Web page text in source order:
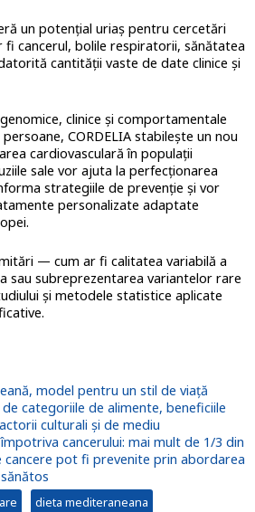
un potențial uriaș pentru cercetări
fi cancerul, bolile respiratorii, sănătatea
cantității vaste de date clinice și
clinice și comportamentale
CORDELIA stabilește un nou
cardiovasculară în populații
sale vor ajuta la perfecționarea
strategiile de prevenție și vor
personalizate adaptate
— cum ar fi calitatea variabilă a
sau subreprezentarea variantelor rare
și metodele statistice aplicate
model pentru un stil de viață
categoriile de alimente, beneficiile
culturali și de mediu
cancerului: mai mult de 1/3 din
pot fi prevenite prin abordarea
dieta mediteraneana